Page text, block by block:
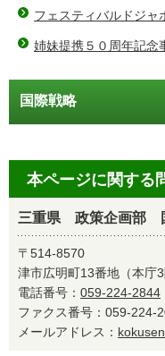
フェスティバルドジャ
姉妹提携５０周年記念
国際戦略
本ページに関する
三重県 政策企画部
〒514-8570
津市広明町13番地（本庁3
電話番号： 059-224-2844
ファクス番号：059-224-
メールアドレス：